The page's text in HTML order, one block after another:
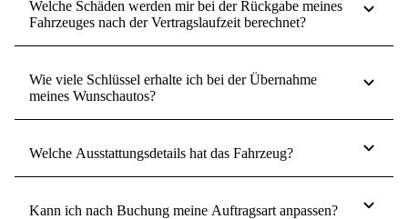
Welche Schäden werden mir bei der Rückgabe meines
Fahrzeuges nach der Vertragslaufzeit berechnet?
Wie viele Schlüssel erhalte ich bei der Übernahme
meines Wunschautos?
Welche Ausstattungsdetails hat das Fahrzeug?
Kann ich nach Buchung meine Auftragsart anpassen?